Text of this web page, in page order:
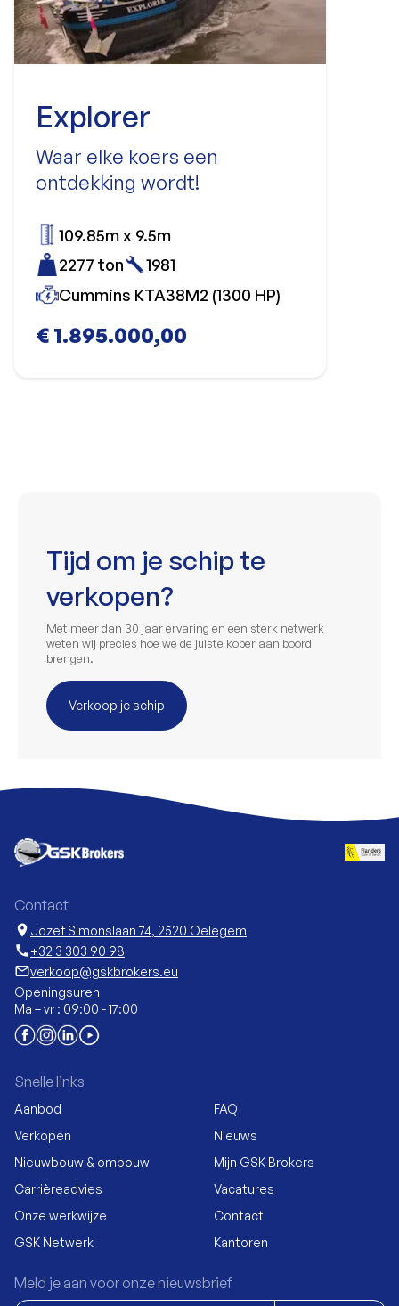
Explorer
Waar elke koers een
ontdekking wordt!
€ 1.895.000,00
109.85m x 9.5m
2277 ton
1981
Cummins KTA38M2 (1300 HP)
Tijd om je schip te
verkopen?
Met meer dan 30 jaar ervaring en een sterk netwerk
weten wij precies hoe we de juiste koper aan boord
brengen.
Verkoop je schip
Contact
location_on Jozef Simonslaan 74, 2520 Oelegem
call+32 3 303 90 98
mail_outlineverkoop@gskbrokers.eu
Openingsuren
Ma – vr : 09:00 - 17:00
Snelle links
Aanbod
Verkopen
Nieuwbouw & ombouw
Carrièreadvies
Onze werkwijze
GSK Netwerk
FAQ
Nieuws
Mijn GSK Brokers
Vacatures
Contact
Kantoren
Meld je aan voor onze nieuwsbrief